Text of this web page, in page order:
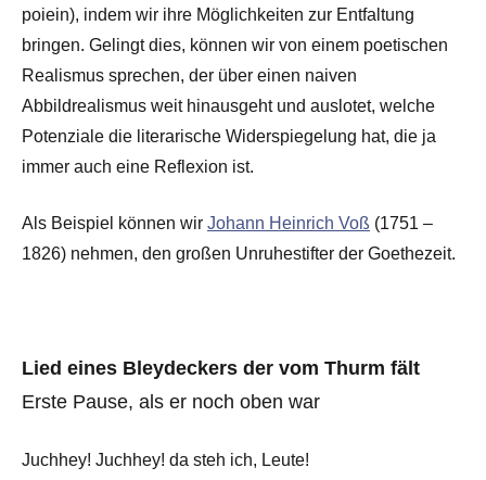
poiein), indem wir ihre Möglichkeiten zur Entfaltung
bringen. Gelingt dies, können wir von einem poetischen
Realismus sprechen, der über einen naiven
Abbildrealismus weit hinausgeht und auslotet, welche
Potenziale die literarische Widerspiegelung hat, die ja
immer auch eine Reflexion ist.
Als Beispiel können wir Johann Heinrich Voß (1751 –
1826) nehmen, den großen Unruhestifter der Goethezeit.
Lied eines Bleydeckers der vom Thurm fält
Erste Pause, als er noch oben war
Juchhey! Juchhey! da steh ich, Leute!